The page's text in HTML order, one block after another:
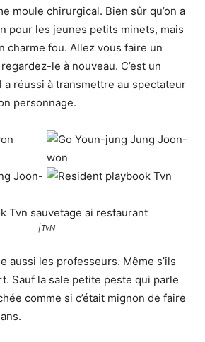
moule chirurgical. Bien sûr qu’on a
pour les jeunes petits minets, mais
charme fou. Allez vous faire un
le à nouveau. C’est un
réussi à transmettre au spectateur
personnage.
|TvN
aussi les professeurs. Même s’ils
Sauf la sale petite peste qui parle
comme si c’était mignon de faire